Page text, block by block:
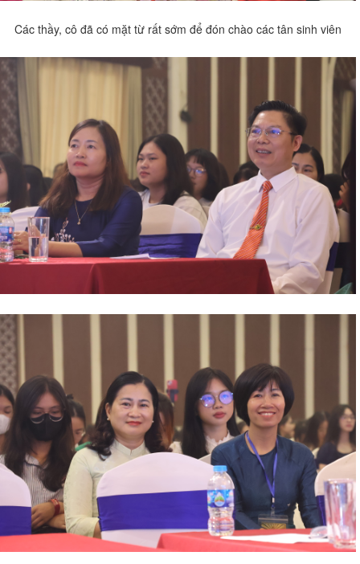
Các thầy, cô đã có mặt từ rất sớm để đón chào các tân sinh viên